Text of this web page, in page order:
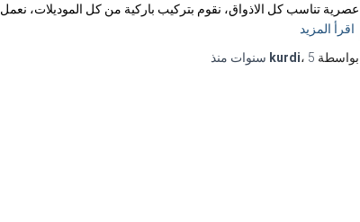
عصرية تناسب كل الاذواق، نقوم بتركيب باركية من كل الموديلات، نعمل
اقرأ المزيد
بواسطة
kurdi، 5 سنوات منذ